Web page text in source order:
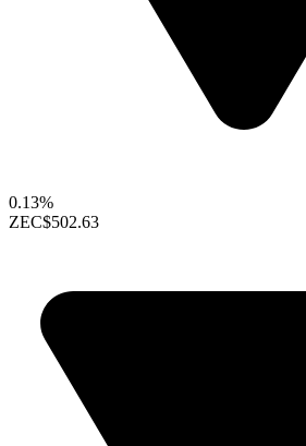
0.13%
ZEC$502.63